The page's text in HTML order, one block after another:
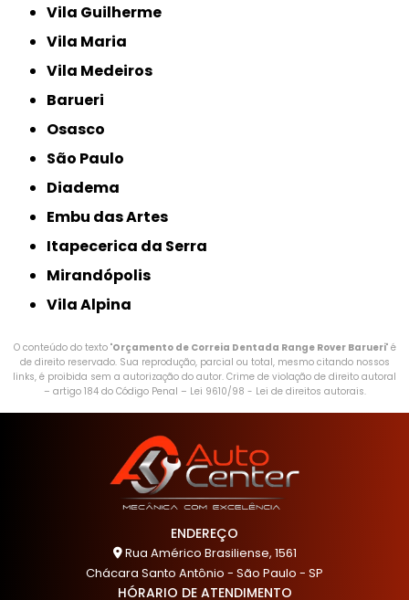
Vila Guilherme
Vila Maria
Vila Medeiros
Barueri
Osasco
São Paulo
Diadema
Embu das Artes
Itapecerica da Serra
Mirandópolis
Vila Alpina
O conteúdo do texto "Orçamento de Correia Dentada Range Rover Barueri" é
de direito reservado. Sua reprodução, parcial ou total, mesmo citando nossos
links, é proibida sem a autorização do autor. Crime de violação de direito autoral
– artigo 184 do Código Penal – Lei 9610/98 - Lei de direitos autorais.
ENDEREÇO
Rua Américo Brasiliense, 1561
Chácara Santo Antônio - São Paulo - SP
HÓRARIO DE ATENDIMENTO